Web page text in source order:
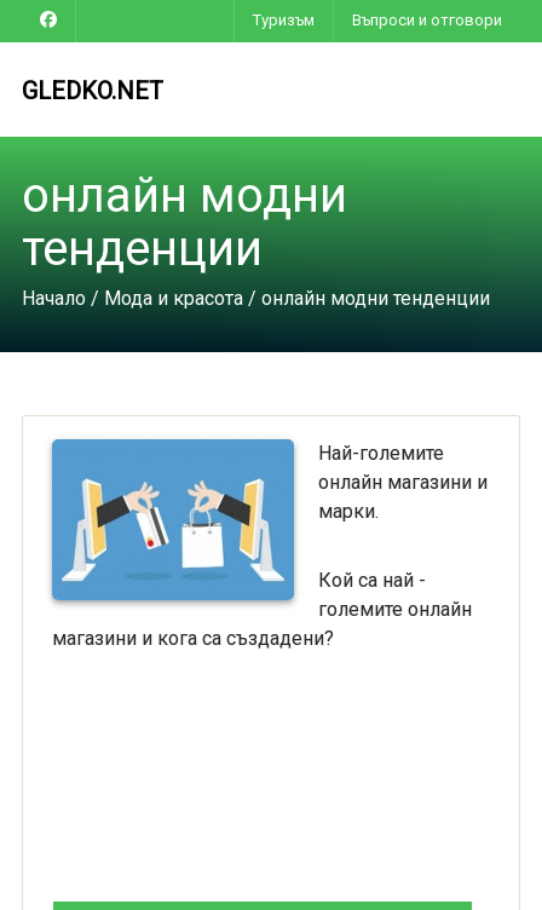
Туризъм Въпроси и отговори
GLEDKO.NET
онлайн модни
тенденции
Начало/ Мода и красота/ онлайн модни тенденции
Най-големите
онлайн магазини и
марки.
Кой са най -
големите онлайн
магазини и кога са създадени?